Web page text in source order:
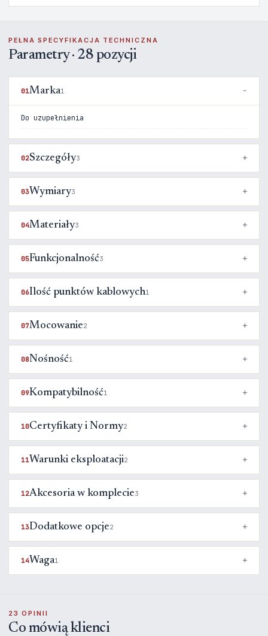
PEŁNA SPECYFIKACJA TECHNICZNA
Parametry · 28 pozycji
01Marka1
Do uzupełnienia
02Szczegóły3
03Wymiary3
04Materiały3
05Funkcjonalność3
06Ilość punktów kablowych1
07Mocowanie2
08Nośność1
09Kompatybilność1
10Certyfikaty i Normy2
11Warunki eksploatacji2
12Akcesoria w komplecie3
13Dodatkowe opcje2
14Waga1
23 OPINII
Co mówią klienci